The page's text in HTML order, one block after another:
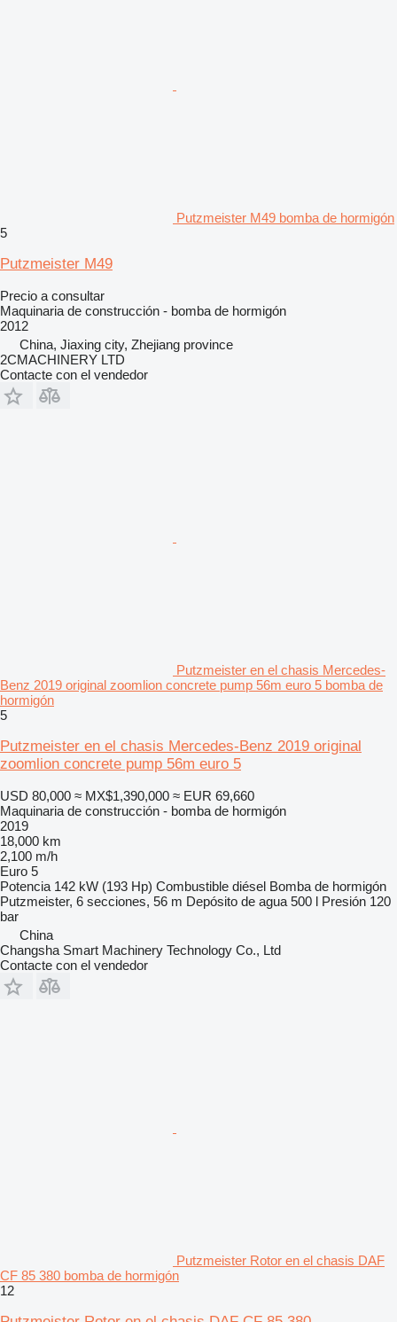
Putzmeister M49 bomba de hormigón
5
Putzmeister M49
Precio a consultar
Maquinaria de construcción - bomba de hormigón
2012
China, Jiaxing city, Zhejiang province
2CMACHINERY LTD
Contacte con el vendedor
Putzmeister en el chasis Mercedes-
Benz 2019 original zoomlion concrete pump 56m euro 5 bomba de
hormigón
5
Putzmeister en el chasis Mercedes-Benz 2019 original
zoomlion concrete pump 56m euro 5
USD 80,000 ≈ MX$1,390,000 ≈ EUR 69,660
Maquinaria de construcción - bomba de hormigón
2019
18,000 km
2,100 m/h
Euro 5
Potencia 142 kW (193 Hp) Combustible diésel Bomba de hormigón
Putzmeister, 6 secciones, 56 m Depósito de agua 500 l Presión 120
bar
China
Changsha Smart Machinery Technology Co., Ltd
Contacte con el vendedor
Putzmeister Rotor en el chasis DAF
CF 85 380 bomba de hormigón
12